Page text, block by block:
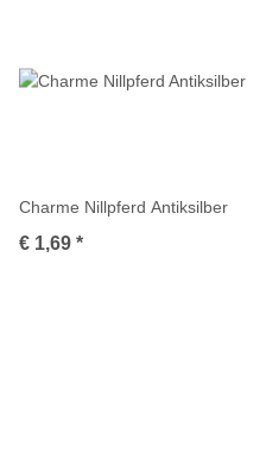
Charme Nillpferd Antiksilber
€ 1,69 *